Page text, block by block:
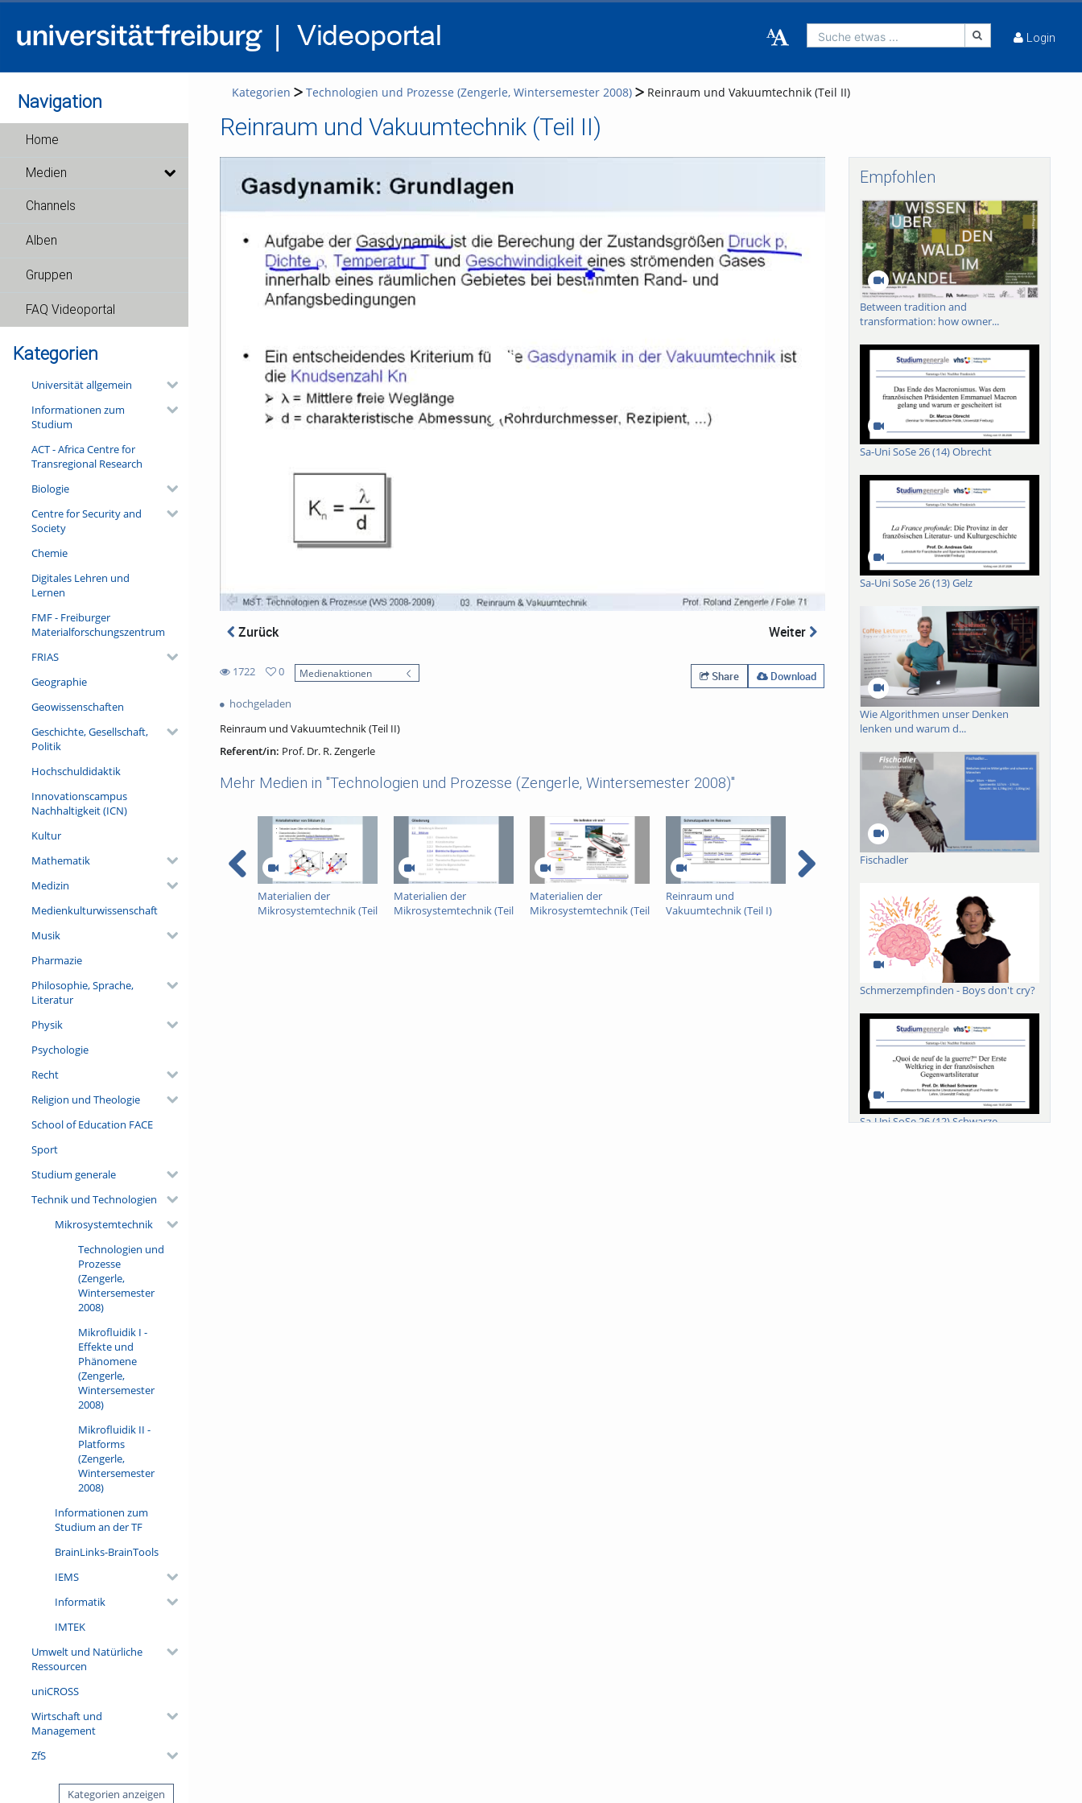
Suche etwas ... Login
Navigation
Home
Medien
Channels
Alben
Gruppen
FAQ Videoportal
Kategorien
Universität allgemein
Informationen zum
Studium
ACT - Africa Centre for
Transregional Research
Biologie
Centre for Security and
Society
Chemie
Digitales Lehren und
Lernen
FMF - Freiburger
Materialforschungszentrum
FRIAS
Geographie
Geowissenschaften
Geschichte, Gesellschaft,
Politik
Hochschuldidaktik
Innovationscampus
Nachhaltigkeit (ICN)
Kultur
Mathematik
Medizin
Medienkulturwissenschaft
Musik
Pharmazie
Philosophie, Sprache,
Literatur
Physik
Psychologie
Recht
Religion und Theologie
School of Education FACE
Sport
Studium generale
Technik und Technologien
Mikrosystemtechnik
Technologien und
Prozesse
(Zengerle,
Wintersemester
2008)
Mikrofluidik I -
Effekte und
Phänomene
(Zengerle,
Wintersemester
2008)
Mikrofluidik II -
Platforms
(Zengerle,
Wintersemester
2008)
Informationen zum
Studium an der TF
BrainLinks-BrainTools
IEMS
Informatik
IMTEK
Umwelt und Natürliche
Ressourcen
uniCROSS
Wirtschaft und
Management
ZfS
Kategorien anzeigen
Kategorien Technologien und Prozesse (Zengerle, Wintersemester 2008) Reinraum und Vakuumtechnik (Teil II)
Reinraum und Vakuumtechnik (Teil II)
Video abspielen
Zurück Weiter
1722
views
0
favorites
Medienaktionen Share
Download
hochgeladen
Reinraum und Vakuumtechnik (Teil II)
Referent/in: Prof. Dr. R. Zengerle
Mehr Medien in "Technologien und Prozesse (Zengerle, Wintersemester 2008)"
Materialien der
Mikrosystemtechnik (Teil
Materialien der
Mikrosystemtechnik (Teil
Materialien der
Mikrosystemtechnik (Teil
Reinraum und
Vakuumtechnik (Teil I)
Vakuumtechnik (Teil II)
Reinraum und
Vakuumtechnik (Teil III)
Empfohlen
Between tradition and
transformation: how owner...
Sa-Uni SoSe 26 (14) Obrecht
Sa-Uni SoSe 26 (13) Gelz
Wie Algorithmen unser Denken
lenken und warum d...
Fischadler
Schmerzempfinden - Boys don't cry?
Sa-Uni SoSe 26 (12) Schwarze